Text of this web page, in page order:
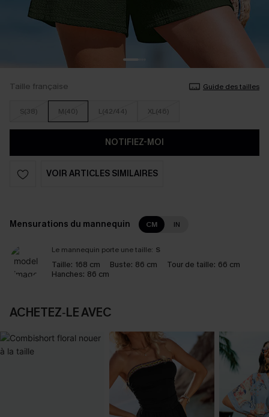
Taille française Guide des tailles
S(38) M(40) L(42/44) XL(46)
NOTIFIEZ-MOI
VOIR ARTICLES SIMILAIRES
Mensurations du mannequin CM IN
Le mannequin porte une taille: S
Taille: 168 cm Buste: 86 cm Tour de taille: 66 cm
Hanches: 86 cm
ACHETEZ‑LE AVEC